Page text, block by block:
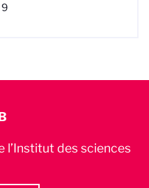
l’Institut des sciences